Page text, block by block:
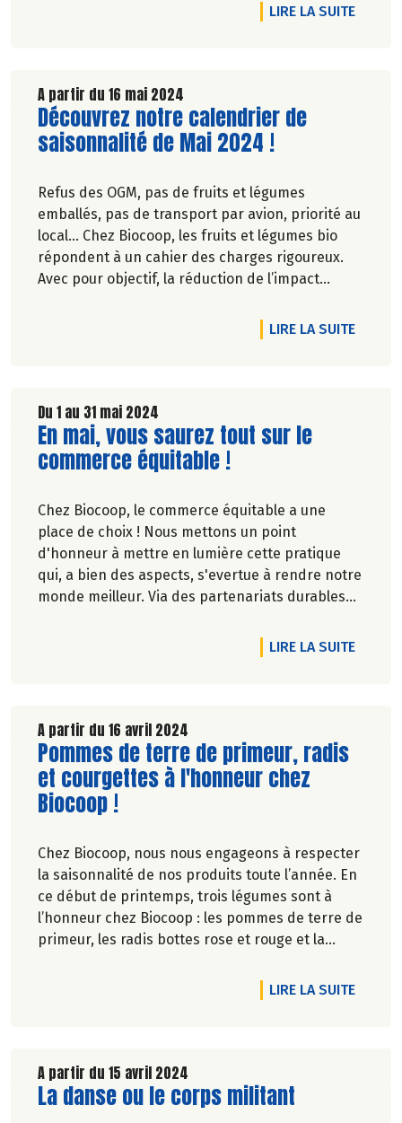
LIRE LA SUITEDE
A partir du 16 mai 2024
Lire la suite de l'article
Découvrez notre calendrier de
saisonnalité de Mai 2024 !
Refus des OGM, pas de fruits et légumes
emballés, pas de transport par avion, priorité au
local… Chez Biocoop, les fruits et légumes bio
répondent à un cahier des charges rigoureux.
Avec pour objectif, la réduction de l’impact
l’environnement. Parce que manger des produits
de qualité rime avec respect de la saisonnalité,
Découvrez celui de Mai 2024 !
LIRE LA SUITEDE
Du 1 au 31 mai 2024
Lire la suite de l'article
En mai, vous saurez tout sur le
commerce équitable !
Chez Biocoop, le commerce équitable a une
place de choix ! Nous mettons un point
d'honneur à mettre en lumière cette pratique
qui, a bien des aspects, s'evertue à rendre notre
monde meilleur. Via des partenariats durables
de producteurs, nous vous proposons des
produits qui ont du sens et qui ne détruisent ni
LIRE LA SUITEDE
A partir du 16 avril 2024
Lire la suite de l'article
Pommes de terre de primeur, radis
et courgettes à l'honneur chez
Biocoop !
Chez Biocoop, nous nous engageons à respecter
la saisonnalité de nos produits toute l’année. En
ce début de printemps, trois légumes sont à
l’honneur chez Biocoop : les pommes de terre de
primeur, les radis bottes rose et rouge et la
LIRE LA SUITEDE
A partir du 15 avril 2024
Lire la suite de l'article
La danse ou le corps militant